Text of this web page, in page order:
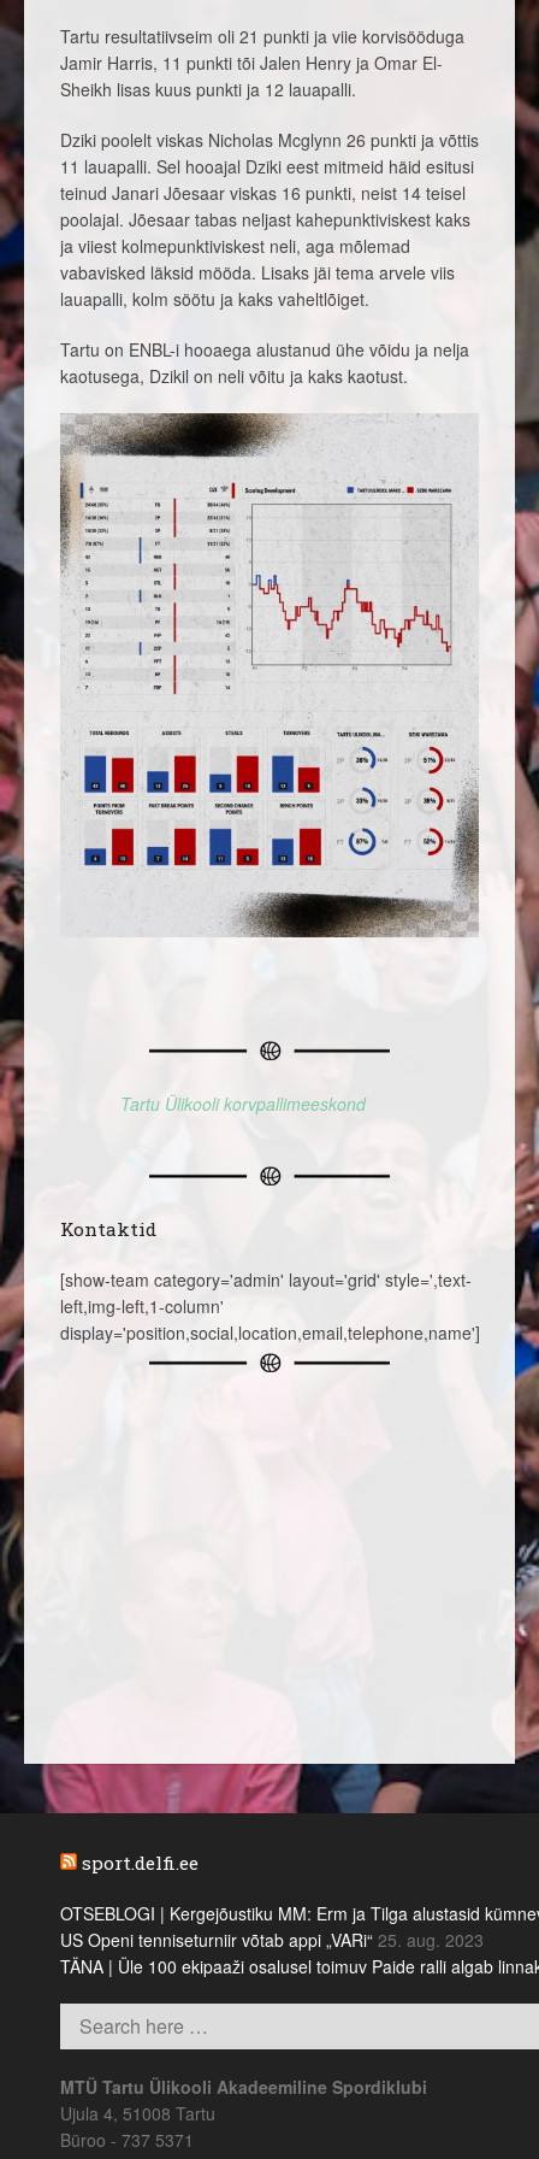
Tartu resultatiivseim oli 21 punkti ja viie korvisööduga
Jamir Harris, 11 punkti tõi Jalen Henry ja Omar El-
Sheikh lisas kuus punkti ja 12 lauapalli.
Dziki poolelt viskas Nicholas Mcglynn 26 punkti ja võttis
11 lauapalli. Sel hooajal Dziki eest mitmeid häid esitusi
teinud Janari Jõesaar viskas 16 punkti, neist 14 teisel
poolajal. Jõesaar tabas neljast kahepunktiviskest kaks
ja viiest kolmepunktiviskest neli, aga mõlemad
vabavisked läksid mööda. Lisaks jäi tema arvele viis
lauapalli, kolm söötu ja kaks vaheltlõiget.
Tartu on ENBL-i hooaega alustanud ühe võidu ja nelja
kaotusega, Dzikil on neli võitu ja kaks kaotust.
Tartu Ülikooli korvpallimeeskond
Kontaktid
[show-team category='admin' layout='grid' style=',text-
left,img-left,1-column'
display='position,social,location,email,telephone,name']
sport.delfi.ee
OTSEBLOGI | Kergejõustiku MM: Erm ja Tilga alustasid
US Openi tenniseturniir võtab appi „VARi“ 25. aug. 2023
TÄNA | Üle 100 ekipaaži osalusel toimuv Paide ralli algab
MTÜ Tartu Ülikooli Akadeemiline Spordiklubi
Ujula 4, 51008 Tartu
Büroo - 737 5371